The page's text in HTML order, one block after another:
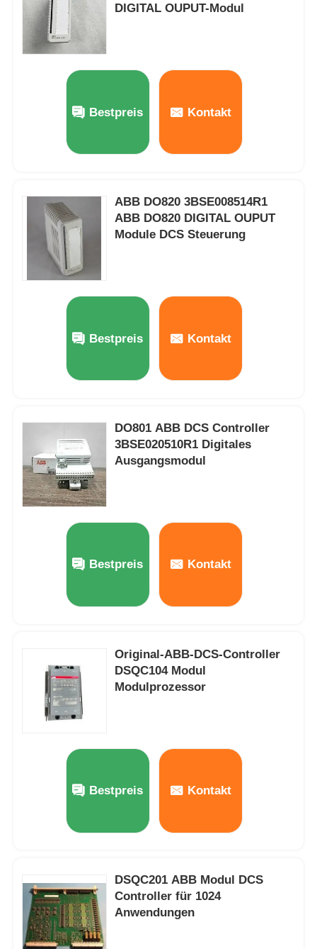
Zu Hause
Produkte
Über uns
Kontakt mit uns
Bitte um ein Angebot
Omron SPS-Teile
Yokogawa Stardom PLC
Hima Safety Plc
Foxboro PLC
Schneider PLC-Modul
Ge-Fanuc-Modul
DIGITAL OUPUT-Modul
Bestpreis Kontakt
ABB DO820 3BSE008514R1
ABB DO820 DIGITAL OUPUT
Module DCS Steuerung
Bestpreis Kontakt
DO801 ABB DCS Controller
3BSE020510R1 Digitales
Ausgangsmodul
Bestpreis Kontakt
Original-ABB-DCS-Controller
DSQC104 Modul
Modulprozessor
Bestpreis Kontakt
DSQC201 ABB Modul DCS
Controller für 1024
Anwendungen